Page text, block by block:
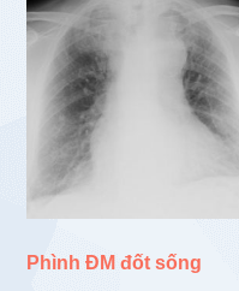
Phình ĐM đốt sống